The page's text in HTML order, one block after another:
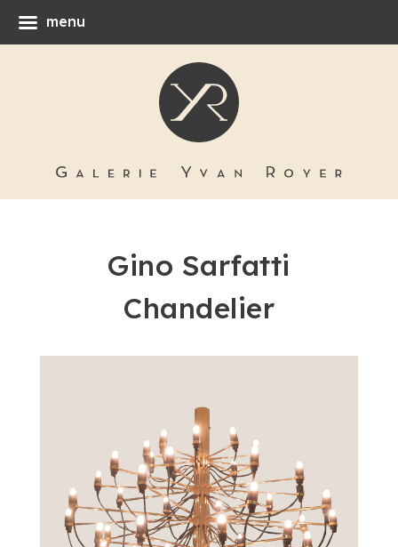
Gino Sarfatti
Chandelier
menu